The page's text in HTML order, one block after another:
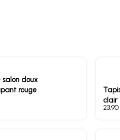
salon doux
rouge
clair